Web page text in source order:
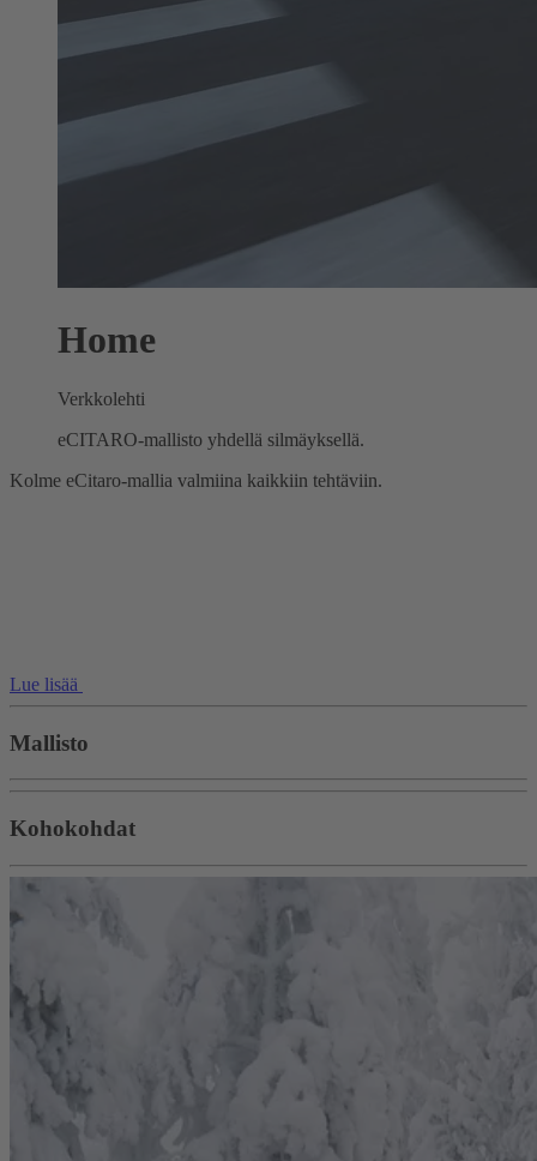
Home
Verkkolehti
eCITARO-mallisto yhdellä silmäyksellä.
Kolme eCitaro-mallia valmiina kaikkiin tehtäviin.
Lue lisää
Mallisto
Kohokohdat